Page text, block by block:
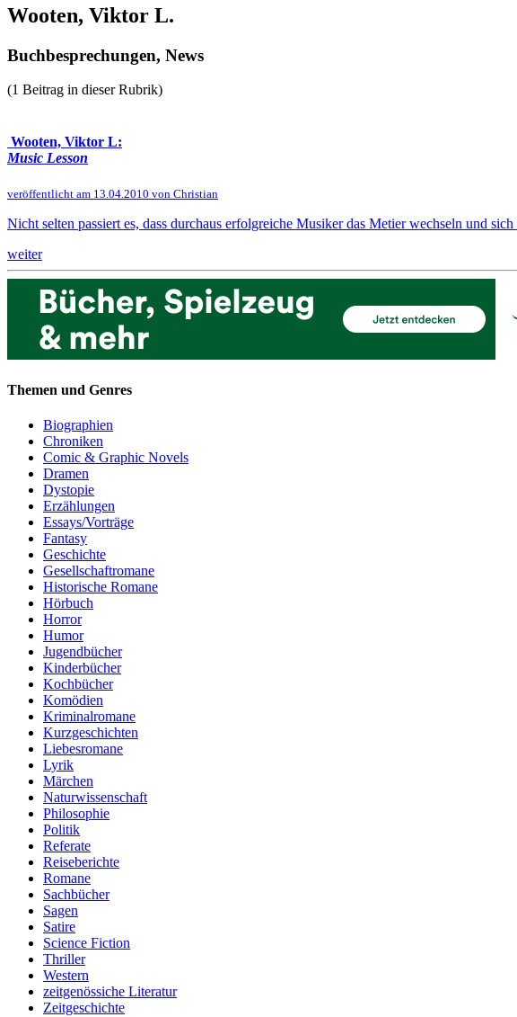
Wooten, Viktor L.
Buchbesprechungen, News
(1 Beitrag in dieser Rubrik)
Wooten, Viktor L:
Music Lesson
veröffentlicht am 13.04.2010 von Christian
Nicht selten passiert es, dass durchaus erfolgreiche Musiker das Metier wechseln und
weiter
Themen und Genres
Biographien
Chroniken
Comic & Graphic Novels
Dramen
Dystopie
Erzählungen
Essays/Vorträge
Fantasy
Geschichte
Gesellschaftromane
Historische Romane
Hörbuch
Horror
Humor
Jugendbücher
Kinderbücher
Kochbücher
Komödien
Kriminalromane
Kurzgeschichten
Liebesromane
Lyrik
Märchen
Naturwissenschaft
Philosophie
Politik
Referate
Reiseberichte
Romane
Sachbücher
Sagen
Satire
Science Fiction
Thriller
Western
zeitgenössiche Literatur
Zeitgeschichte